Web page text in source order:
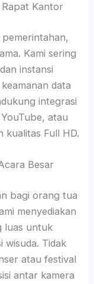
Kantor
Kami sering
instansi
data
integrasi
atau
kualitas Full HD.
Besar
bagi orang tua
menyediakan
luas untuk
wisuda. Tidak
atau festival
antar kamera